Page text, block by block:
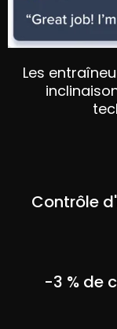
Les
Contrôle
-3 % de